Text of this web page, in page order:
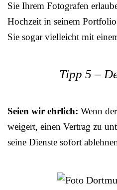
Sie Ihrem Fotografen
Hochzeit in seinem
Sie sogar vielleicht mit
Tipp 5 –
Seien wir ehrlich: Wenn
weigert, einen Vertrag zu
seine Dienste sofort